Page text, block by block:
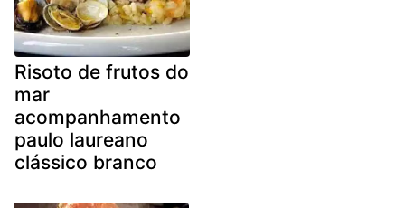
Risoto de frutos do
mar
acompanhamento
paulo laureano
clássico branco